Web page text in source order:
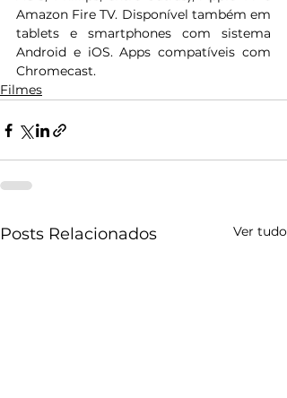
Amazon Fire TV. Disponível também em
tablets e smartphones com sistema
Android e iOS. Apps compatíveis com
Chromecast.
Filmes
Posts Relacionados Ver tudo